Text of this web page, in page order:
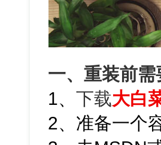
一、重装前
1、下载大白
2、准备一个